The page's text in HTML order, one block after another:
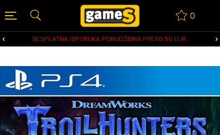
0
BESPLATNA ISPORUKA PORUDŽBINA PREKO 50 EUR